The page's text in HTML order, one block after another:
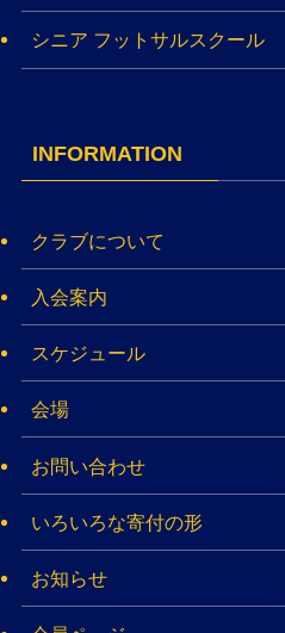
シニア フットサルスクール
INFORMATION
クラブについて
入会案内
スケジュール
会場
お問い合わせ
いろいろな寄付の形
お知らせ